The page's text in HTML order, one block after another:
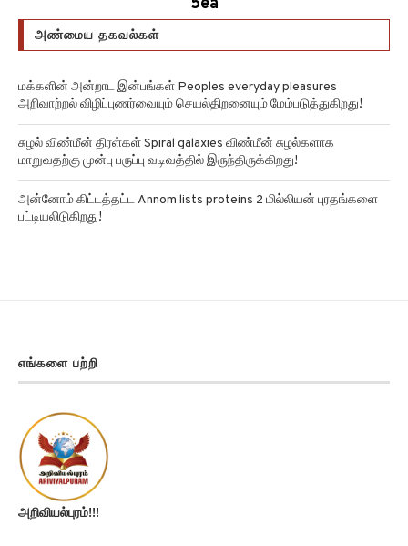
அண்மைய தகவல்கள்
மக்களின் அன்றாட இன்பங்கள் Peoples everyday pleasures
அறிவாற்றல் விழிப்புணர்வையும் செயல்திறனையும் மேம்படுத்துகிறது!
சுழல் விண்மீன் திரள்கள் Spiral galaxies விண்மீன் சுழல்களாக
மாறுவதற்கு முன்பு பருப்பு வடிவத்தில் இருந்திருக்கிறது!
அன்னோம் கிட்டத்தட்ட Annom lists proteins 2 மில்லியன் புரதங்களை
பட்டியலிடுகிறது!
எங்களை பற்றி
அறிவியல்புரம்!!!